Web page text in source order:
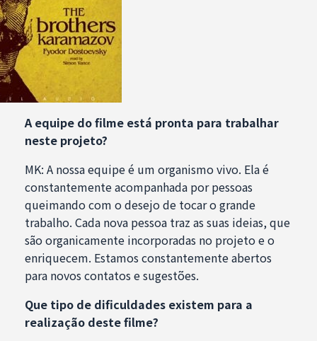
A equipe do filme está pronta para trabalhar
neste projeto?
MK: A nossa equipe é um organismo vivo. Ela é
constantemente acompanhada por pessoas
queimando com o desejo de tocar o grande
trabalho. Cada nova pessoa traz as suas ideias, que
são organicamente incorporadas no projeto e o
enriquecem. Estamos constantemente abertos
para novos contatos e sugestões.
Que tipo de dificuldades existem para a
realização deste filme?